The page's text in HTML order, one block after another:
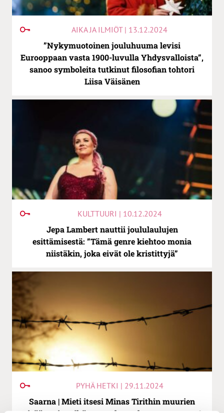
AIKA JA ILMIÖT | 13.12.2024
”Nykymuotoinen jouluhuuma levisi
Eurooppaan vasta 1900-luvulla Yhdysvalloista”,
sanoo symboleita tutkinut filosofian tohtori
Liisa Väisänen
KULTTUURI | 10.12.2024
Jepa Lambert nauttii joululaulujen
esittämisestä: ”Tämä genre kiehtoo monia
niistäkin, joka eivät ole kristittyjä”
PYHÄ HETKI | 29.11.2024
Saarna | Mieti itsesi Minas Tirithin muurien